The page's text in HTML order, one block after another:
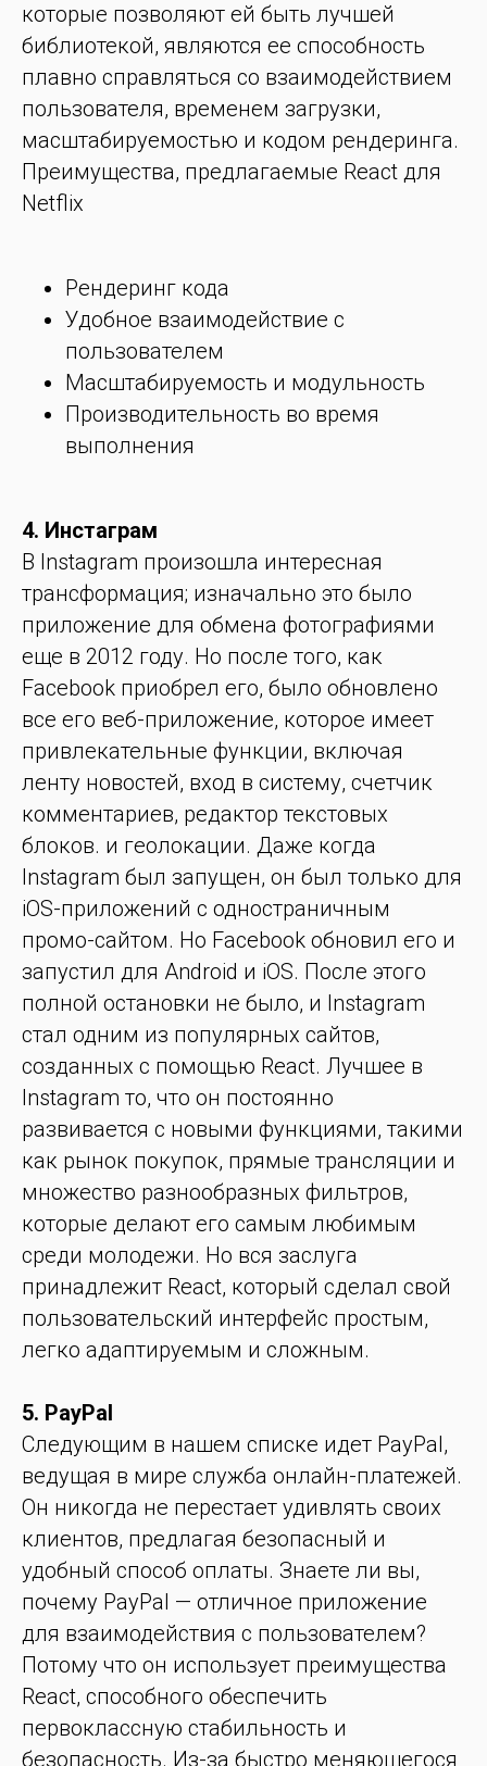
которые позволяют ей быть лучшей
библиотекой, являются ее способность
плавно справляться со взаимодействием
пользователя, временем загрузки,
масштабируемостью и кодом рендеринга.
Преимущества, предлагаемые React для
Netflix
Рендеринг кода
Удобное взаимодействие с
пользователем
Масштабируемость и модульность
Производительность во время
выполнения
4. Инстаграм
В Instagram произошла интересная
трансформация; изначально это было
приложение для обмена фотографиями
еще в 2012 году. Но после того, как
Facebook приобрел его, было обновлено
все его веб-приложение, которое имеет
привлекательные функции, включая
ленту новостей, вход в систему, счетчик
комментариев, редактор текстовых
блоков. и геолокации. Даже когда
Instagram был запущен, он был только для
iOS-приложений с одностраничным
промо-сайтом. Но Facebook обновил его и
запустил для Android и iOS. После этого
полной остановки не было, и Instagram
стал одним из популярных сайтов,
созданных с помощью React. Лучшее в
Instagram то, что он постоянно
развивается с новыми функциями, такими
как рынок покупок, прямые трансляции и
множество разнообразных фильтров,
которые делают его самым любимым
среди молодежи. Но вся заслуга
принадлежит React, который сделал свой
пользовательский интерфейс простым,
легко адаптируемым и сложным.
5. PayPal
Следующим в нашем списке идет PayPal,
ведущая в мире служба онлайн-платежей.
Он никогда не перестает удивлять своих
клиентов, предлагая безопасный и
удобный способ оплаты. Знаете ли вы,
почему PayPal — отличное приложение
для взаимодействия с пользователем?
Потому что он использует преимущества
React, способного обеспечить
первоклассную стабильность и
безопасность. Из-за быстро меняющегося